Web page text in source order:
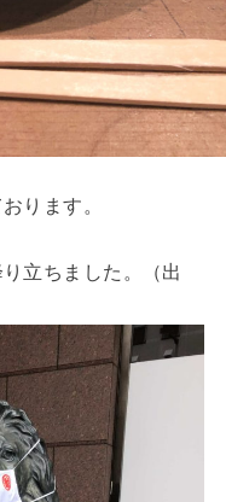
ります。
立ちました。（出